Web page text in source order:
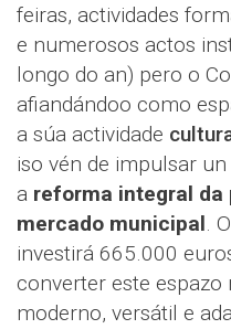
feiras, actividades
e numerosos actos
longo do an) pero o
afiandándoo como
a súa actividade
iso vén de impulsar
a reforma integral da
mercado municipal.
investirá 665.000
converter este
moderno, versátil e